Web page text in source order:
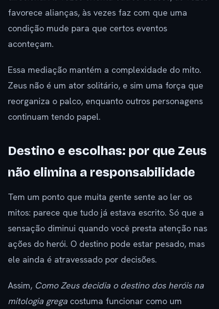
favorece alianças, às vezes faz com que uma
condição mude para que certos eventos
aconteçam.
Essa mediação mantém a complexidade do mito.
Zeus não é um ator solitário, e sim uma força que
reorganiza o palco, enquanto outros personagens
continuam tendo papel.
Destino e escolhas: por que Zeus
não elimina a responsabilidade
Tem um ponto que muita gente sente ao ler os
mitos: parece que tudo já estava escrito. Só que a
sensação diminui quando você presta atenção nas
ações do herói. O destino pode estar pesado, mas
ele ainda é atravessado por decisões.
Assim, Como Zeus decidia o destino dos heróis na
mitologia grega costuma funcionar como um